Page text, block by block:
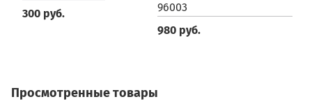
300 руб.
96003
980 руб.
Просмотренные товары